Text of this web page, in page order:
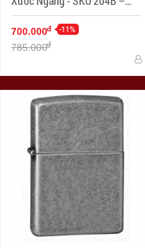
Zippo Brushed Brass
700.000đ -11%
785.000đ